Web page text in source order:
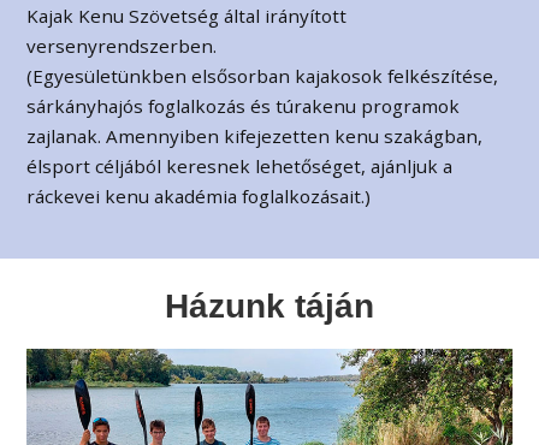
Kajak Kenu Szövetség által irányított
versenyrendszerben.
(Egyesületünkben elsősorban kajakosok felkészítése,
sárkányhajós foglalkozás és túrakenu programok
zajlanak. Amennyiben kifejezetten kenu szakágban,
élsport céljából keresnek lehetőséget, ajánljuk a
ráckevei kenu akadémia foglalkozásait.)
Házunk táján